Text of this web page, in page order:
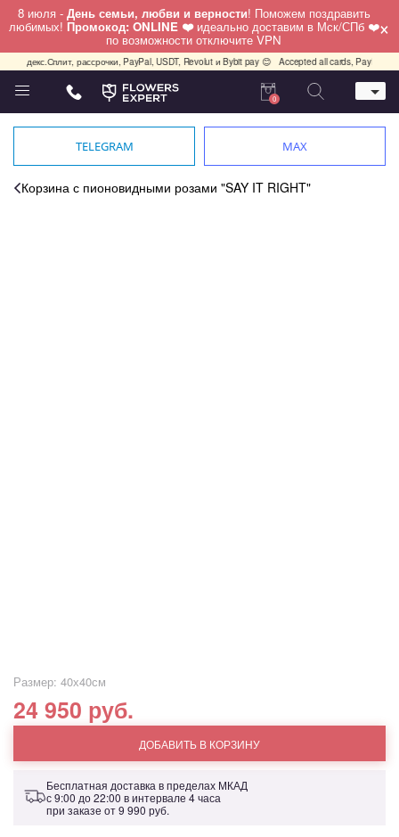
8 июля - День семьи, любви и верности! Поможем поздравить
любимых! Промокод: ONLINE ❤️ идеально доставим в Мск/СПб ❤️
по возможности отключите VPN ×
рассрочки, PayPal, USDT, Revolut и Bybit pay 😊 Accepted all cards, PayPal,
Телефон
+7 (495) 982-55-05
0
TELEGRAM MAX
Корзина с пионовидными розами "SAY IT RIGHT"
Размер: 40х40см
24 950 руб.
ДОБАВИТЬ В КОРЗИНУ
Бесплатная доставка в пределах МКАД
с 9:00 до 22:00 в интервале 4 часа
при заказе от9 990 руб.